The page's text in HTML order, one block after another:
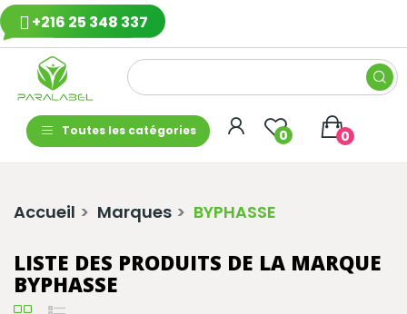
+216 25 348 337
Toutes les catégories 0 0
Accueil Marques BYPHASSE
LISTE DES PRODUITS DE LA MARQUE
BYPHASSE